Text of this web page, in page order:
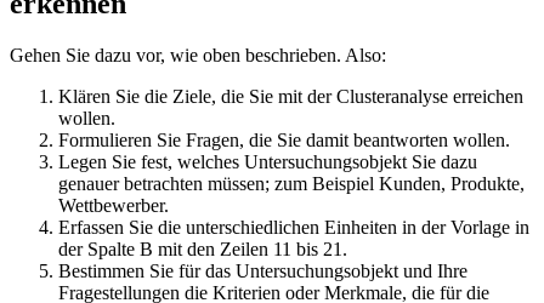
Gehen Sie dazu vor, wie oben beschrieben. Also:
Klären Sie die Ziele, die Sie mit der Clusteranalyse erreichen
wollen.
Formulieren Sie Fragen, die Sie damit beantworten wollen.
Legen Sie fest, welches Untersuchungsobjekt Sie dazu
genauer betrachten müssen; zum Beispiel Kunden, Produkte,
Wettbewerber.
Erfassen Sie die unterschiedlichen Einheiten in der Vorlage in
der Spalte B mit den Zeilen 11 bis 21.
Bestimmen Sie für das Untersuchungsobjekt und Ihre
Fragestellungen die Kriterien oder Merkmale, die für die